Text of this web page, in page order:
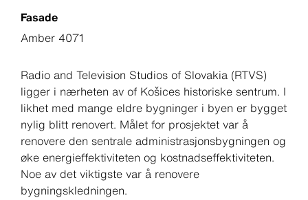
Fasade
Amber 4071
Radio and Television Studios of Slovakia (RTVS)
ligger i nærheten av of Košices historiske sentrum. I
likhet med mange eldre bygninger i byen er bygget
nylig blitt renovert. Målet for prosjektet var å
renovere den sentrale administrasjonsbygningen og
øke energieffektiviteten og kostnadseffektiviteten.
Noe av det viktigste var å renovere
bygningskledningen.